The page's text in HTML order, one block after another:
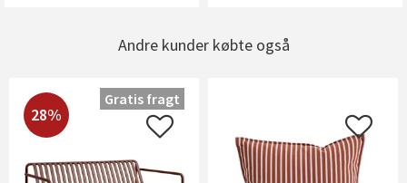
Andre kunder købte også
28%
Gratis fragt